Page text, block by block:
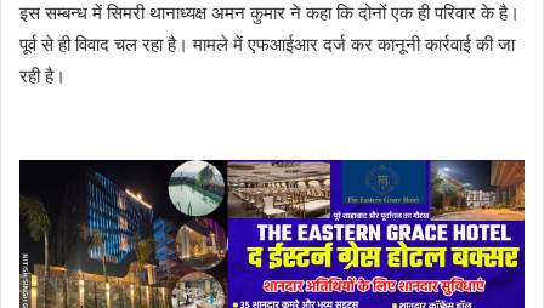
इस सम्बन्ध में सिमरी थानाध्यक्ष अमन कुमार ने कहा कि दोनों एक ही परिवार के है।
पूर्व से ही विवाद चल रहा है। मामले में एफआईआर दर्ज कर कानूनी कार्रवाई की जा
रही है।